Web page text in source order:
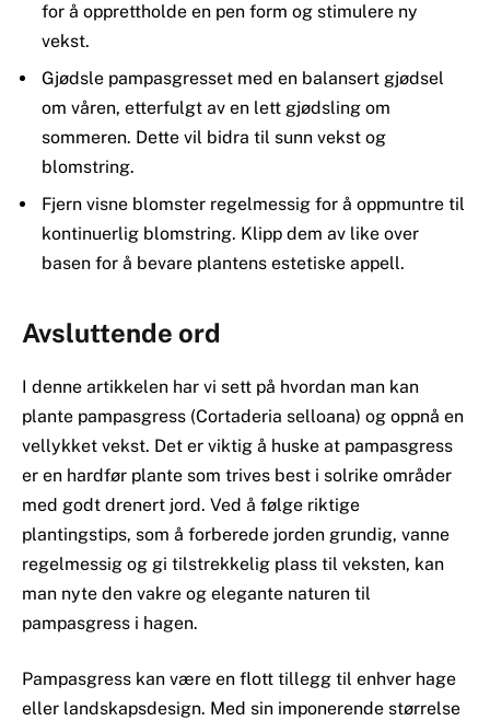
for å opprettholde en pen form og stimulere ny
vekst.
Gjødsle pampasgresset med en balansert gjødsel
om våren, etterfulgt av en lett gjødsling om
sommeren. Dette vil bidra til sunn vekst og
blomstring.
Fjern visne blomster regelmessig for å oppmuntre til
kontinuerlig blomstring. Klipp dem av like over
basen for å bevare plantens estetiske appell.
Avsluttende ord
I denne artikkelen har vi sett på hvordan man kan
plante pampasgress (Cortaderia selloana) og oppnå en
vellykket vekst. Det er viktig å huske at pampasgress
er en hardfør plante som trives best i solrike områder
med godt drenert jord. Ved å følge riktige
plantingstips, som å forberede jorden grundig, vanne
regelmessig og gi tilstrekkelig plass til veksten, kan
man nyte den vakre og elegante naturen til
pampasgress i hagen.
Pampasgress kan være en flott tillegg til enhver hage
eller landskapsdesign. Med sin imponerende størrelse